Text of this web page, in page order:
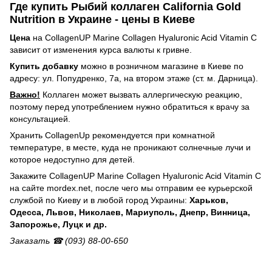
Где купить Рыбий коллаген California Gold
Nutrition в Украине - цены в Киеве
Цена на CollagenUP Marine Collagen Hyaluronic Acid Vitamin C
зависит от изменения курса валюты к гривне.
Купить добавку можно в розничном магазине в Киеве по
адресу: ул. Попудренко, 7а, на втором этаже (ст. м. Дарница).
Важно! Коллаген может вызвать аллергическую реакцию,
поэтому перед употреблением нужно обратиться к врачу за
консультацией.
Хранить CollagenUр рекомендуется при комнатной
температуре, в месте, куда не проникают солнечные лучи и
которое недоступно для детей.
Закажите CollagenUP Marine Collagen Hyaluronic Acid Vitamin C
на сайте mordex.net, после чего мы отправим ее курьерской
службой по Киеву и в любой город Украины: Харьков,
Одесса, Львов, Николаев, Мариуполь, Днепр, Винница,
Запорожье, Луцк и др.
Заказать ☎ (093) 88-00-650